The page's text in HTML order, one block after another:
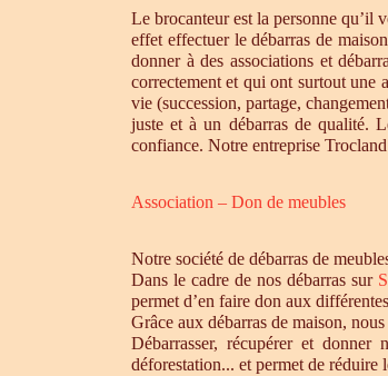
Le brocanteur est la personne qu’il
effet effectuer le débarras de
donner à des associations et
correctement et qui ont surtout une
vie (succession, partage,
juste et à un débarras de qualité.
confiance. Notre entreprise
Association – Don de meubles
Notre société de débarras de
Dans le cadre de nos débarras sur
permet d’en faire don aux
Grâce aux débarras de maison,
Débarrasser, récupérer et
déforestation... et permet de réduire